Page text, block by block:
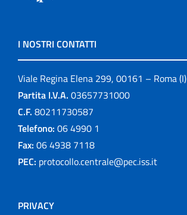
I NOSTRI CONTATTI
Viale Regina Elena 299, 00161 – Roma (I)
Partita I.V.A. 03657731000
C.F. 80211730587
Telefono: 06 4990 1
Fax: 06 4938 7118
PEC: protocollo.centrale@pec.iss.it
PRIVACY